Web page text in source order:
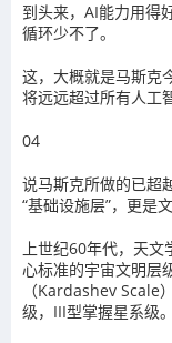
到头来，AI能力用得
循环少不了。
这，大概就是马斯克
将远远超过所有人工
04
说马斯克所做的已超
“基础设施层”，更是
上世纪60年代，天
心标准的宇宙文明
（Kardashev Scale
级，III型掌握星系级。